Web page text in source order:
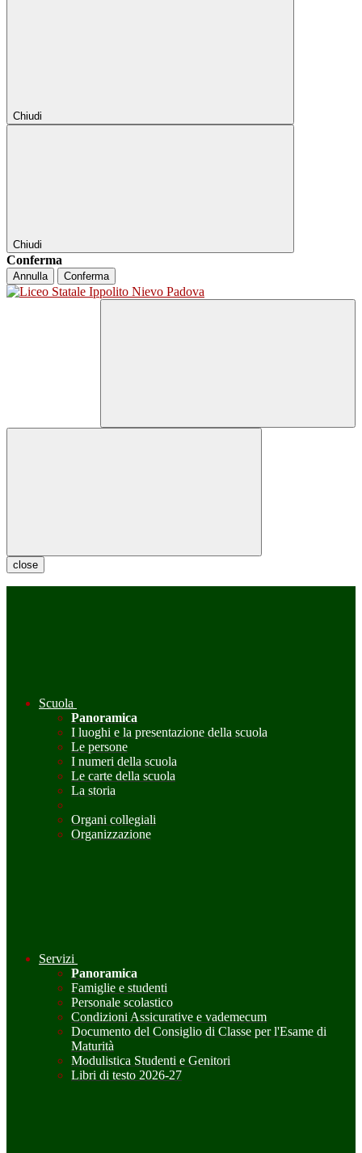
Chiudi
Chiudi
Conferma
Annulla Conferma
close
Scuola
Panoramica
I luoghi e la presentazione della scuola
Le persone
I numeri della scuola
Le carte della scuola
La storia
Organi collegiali
Organizzazione
Servizi
Panoramica
Famiglie e studenti
Personale scolastico
Condizioni Assicurative e vademecum
Documento del Consiglio di Classe per l'Esame di
Maturità
Modulistica Studenti e Genitori
Libri di testo 2026-27